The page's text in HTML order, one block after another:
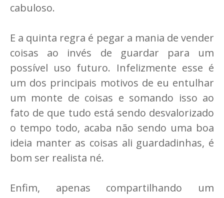
cabuloso.
E a quinta regra é pegar a mania de vender
coisas ao invés de guardar para um
possível uso futuro. Infelizmente esse é
um dos principais motivos de eu entulhar
um monte de coisas e somando isso ao
fato de que tudo está sendo desvalorizado
o tempo todo, acaba não sendo uma boa
ideia manter as coisas ali guardadinhas, é
bom ser realista né.
Enfim, apenas compartilhando um